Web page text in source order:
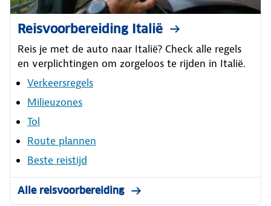
Reisvoorbereiding Italië
Reis je met de auto naar Italië? Check alle regels
en verplichtingen om zorgeloos te rijden in Italië.
Verkeersregels
Milieuzones
Tol
Route plannen
Beste reistijd
Alle reisvoorbereiding